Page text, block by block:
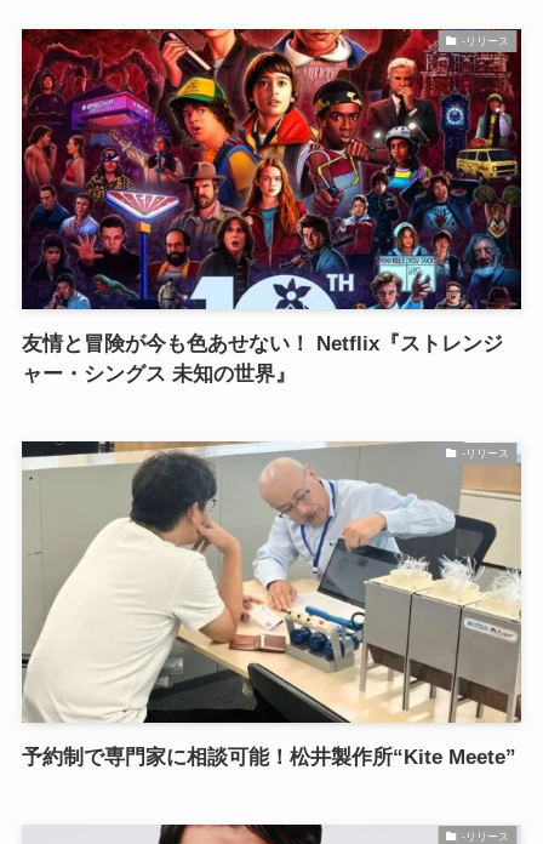
-リリース
友情と冒険が今も色あせない！ Netflix『ストレンジ
ャー・シングス 未知の世界』
-リリース
予約制で専門家に相談可能！松井製作所“Kite Meete”
-リリース